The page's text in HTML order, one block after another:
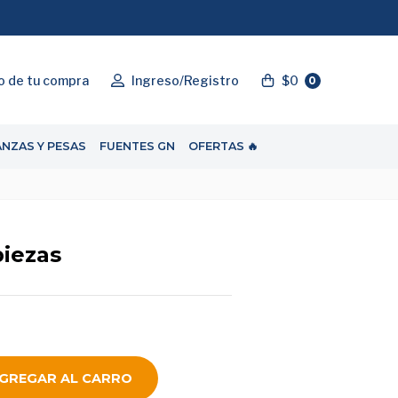
de tu compra Ingreso/Registro $0 0
Y PESAS FUENTES GN OFERTAS 🔥
AL CARRO